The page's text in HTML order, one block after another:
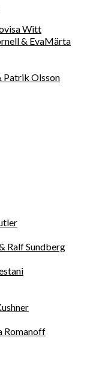
Witt
& EvaMärta
Patrik Olsson
Ralf Sundberg
Romanoff